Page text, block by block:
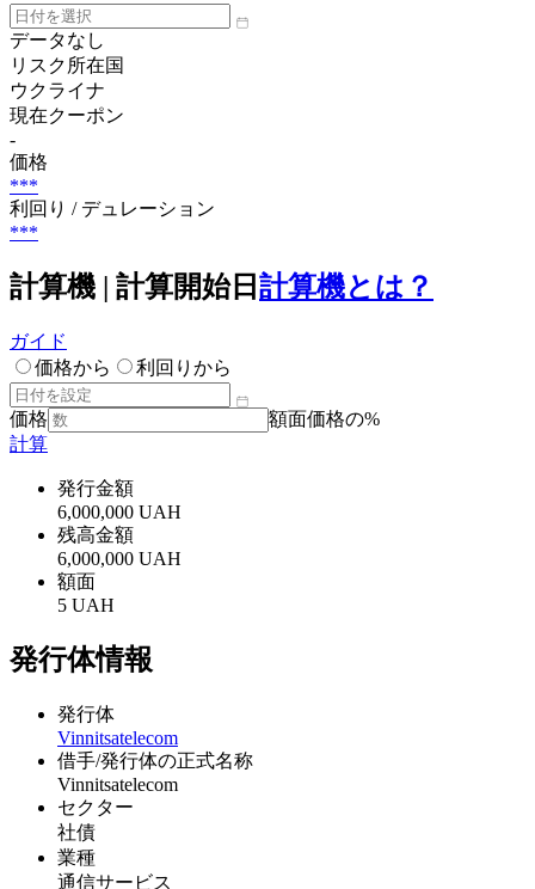
データなし
リスク所在国
ウクライナ
現在クーポン
-
価格
***
利回り / デュレーション
***
計算機 | 計算開始日 計算機とは？
ガイド
価格から
利回りから
価格
額面価格の%
計算
発行金額
6,000,000 UAH
残高金額
6,000,000 UAH
額面
5 UAH
発行体情報
発行体
Vinnitsatelecom
借手/発行体の正式名称
Vinnitsatelecom
セクター
社債
業種
通信サービス